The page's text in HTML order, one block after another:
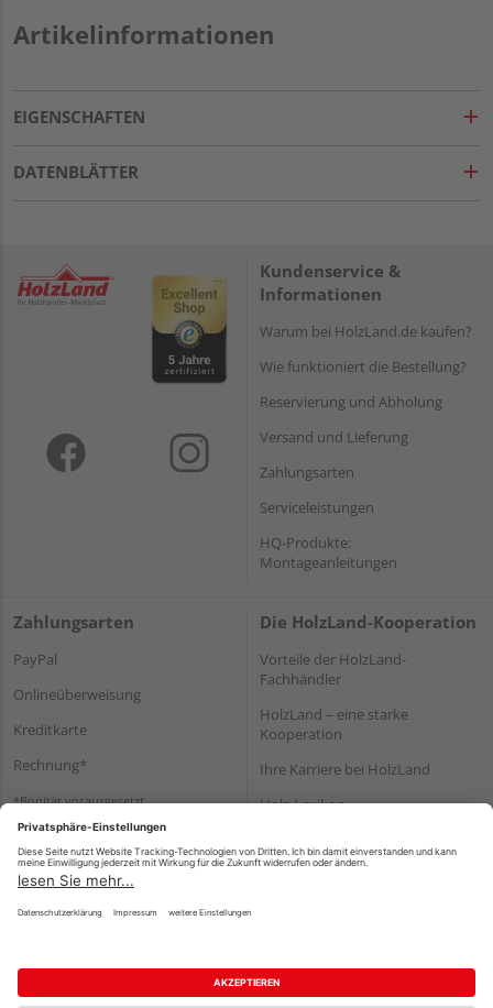
Artikelinformationen
EIGENSCHAFTEN
DATENBLÄTTER
Kundenservice &
Informationen
Warum bei HolzLand.de kaufen?
Wie funktioniert die Bestellung?
Reservierung und Abholung
Versand und Lieferung
Zahlungsarten
Serviceleistungen
HQ-Produkte:
Montageanleitungen
Zahlungsarten
PayPal
Onlineüberweisung
Kreditkarte
Rechnung*
*Bonität vorausgesetzt
Die HolzLand-Kooperation
Vorteile der HolzLand-
Fachhändler
HolzLand – eine starke
Kooperation
Ihre Karriere bei HolzLand
Holz-Lexikon
Impressum Datenschutz
Nutzungsbedingungen
Barrierefreiheitserklärung
Vertrag widerrufen